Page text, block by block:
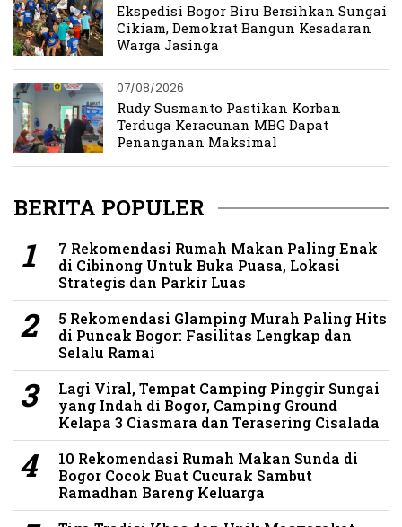
Ekspedisi Bogor Biru Bersihkan Sungai
Cikiam, Demokrat Bangun Kesadaran
Warga Jasinga
07/08/2026
Rudy Susmanto Pastikan Korban
Terduga Keracunan MBG Dapat
Penanganan Maksimal
BERITA POPULER
7 Rekomendasi Rumah Makan Paling Enak
di Cibinong Untuk Buka Puasa, Lokasi
Strategis dan Parkir Luas
5 Rekomendasi Glamping Murah Paling Hits
di Puncak Bogor: Fasilitas Lengkap dan
Selalu Ramai
Lagi Viral, Tempat Camping Pinggir Sungai
yang Indah di Bogor, Camping Ground
Kelapa 3 Ciasmara dan Terasering Cisalada
10 Rekomendasi Rumah Makan Sunda di
Bogor Cocok Buat Cucurak Sambut
Ramadhan Bareng Keluarga